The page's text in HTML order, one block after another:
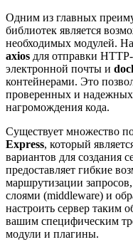
Одним из главных
библиотек является
необходимых модулей.
axios для отправки
электронной почты и
контейнерами. Это
проверенных и
нагромождения кода.
Существует множество
Express, который
вариантов для создания
предоставляет гибкие
маршрутизации
слоями (middleware) и
настроить сервер таким
вашим специфическим
модули и плагины.